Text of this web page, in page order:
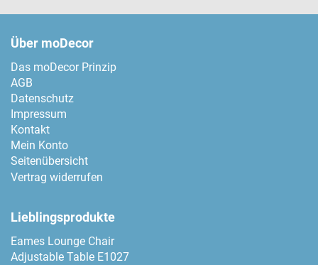
Über moDecor
Das moDecor Prinzip
AGB
Datenschutz
Impressum
Kontakt
Mein Konto
Seitenübersicht
Vertrag widerrufen
Lieblingsprodukte
Eames Lounge Chair
Adjustable Table E1027